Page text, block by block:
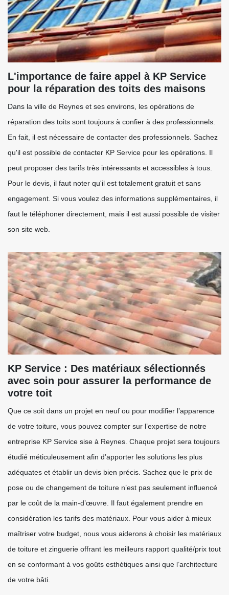
L'importance de faire appel à KP Service
pour la réparation des toits des maisons
Dans la ville de Reynes et ses environs, les opérations de
réparation des toits sont toujours à confier à des professionnels.
En fait, il est nécessaire de contacter des professionnels. Sachez
qu'il est possible de contacter KP Service pour les opérations. Il
peut proposer des tarifs très intéressants et accessibles à tous.
Pour le devis, il faut noter qu'il est totalement gratuit et sans
engagement. Si vous voulez des informations supplémentaires, il
faut le téléphoner directement, mais il est aussi possible de visiter
son site web.
KP Service : Des matériaux sélectionnés
avec soin pour assurer la performance de
votre toit
Que ce soit dans un projet en neuf ou pour modifier l’apparence
de votre toiture, vous pouvez compter sur l’expertise de notre
entreprise KP Service sise à Reynes. Chaque projet sera toujours
étudié méticuleusement afin d’apporter les solutions les plus
adéquates et établir un devis bien précis. Sachez que le prix de
pose ou de changement de toiture n’est pas seulement influencé
par le coût de la main-d’œuvre. Il faut également prendre en
considération les tarifs des matériaux. Pour vous aider à mieux
maîtriser votre budget, nous vous aiderons à choisir les matériaux
de toiture et zinguerie offrant les meilleurs rapport qualité/prix tout
en se conformant à vos goûts esthétiques ainsi que l’architecture
de votre bâti.